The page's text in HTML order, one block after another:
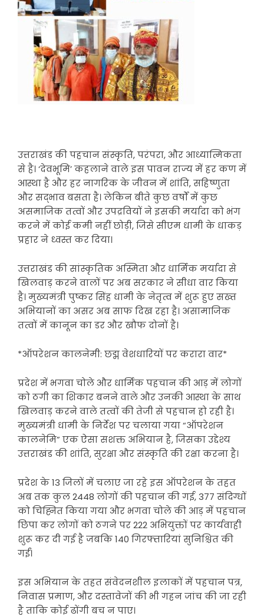
उत्तराखंड की पहचान संस्कृति, परंपरा, और आध्यात्मिकता
से है। ‘देवभूमि’ कहलाने वाले इस पावन राज्य में हर कण में
आस्था है और हर नागरिक के जीवन में शांति, सहिष्णुता
और सद्भाव बसता है। लेकिन बीते कुछ वर्षों में कुछ
असमाजिक तत्वों और उपद्रवियों ने इसकी मर्यादा को भंग
करने में कोई कमी नहीं छोड़ी, जिसे सीएम धामी के धाकड़
प्रहार ने ध्वस्त कर दिया।
उत्तराखंड की सांस्कृतिक अस्मिता और धार्मिक मर्यादा से
खिलवाड़ करने वालों पर अब सरकार ने सीधा वार किया
है। मुख्यमंत्री पुष्कर सिंह धामी के नेतृत्व में शुरू हुए सख्त
अभियानों का असर अब साफ दिख रहा है। असामाजिक
तत्वों में कानून का डर और खौफ दोनों है।
*ऑपरेशन कालनेमी: छद्म वेशधारियों पर करारा वार*
प्रदेश में भगवा चोले और धार्मिक पहचान की आड़ में लोगों
को ठगी का शिकार बनने वाले और उनकी आस्था के साथ
खिलवाड़ करने वाले तत्वों की तेजी से पहचान हो रही है।
मुख्यमंत्री धामी के निर्देश पर चलाया गया “ऑपरेशन
कालनेमि” एक ऐसा सशक्त अभियान है, जिसका उद्देश्य
उत्तराखंड की शांति, सुरक्षा और संस्कृति की रक्षा करना है।
प्रदेश के 13 जिलों में चलाए जा रहे इस ऑपरेशन के तहत
अब तक कुल 2448 लोगों की पहचान की गई, 377 संदिग्धों
को चिह्नित किया गया और भगवा चोले की आड़ में पहचान
छिपा कर लोगों को ठगने पर 222 अभियुक्तों पर कार्यवाही
शुरू कर दी गई है जबकि 140 गिरफ्तारियां सुनिश्चित की
गईं।
इस अभियान के तहत संवेदनशील इलाकों में पहचान पत्र,
निवास प्रमाण, और दस्तावेजों की भी गहन जांच की जा रही
है ताकि कोई ढोंगी बच न पाए।